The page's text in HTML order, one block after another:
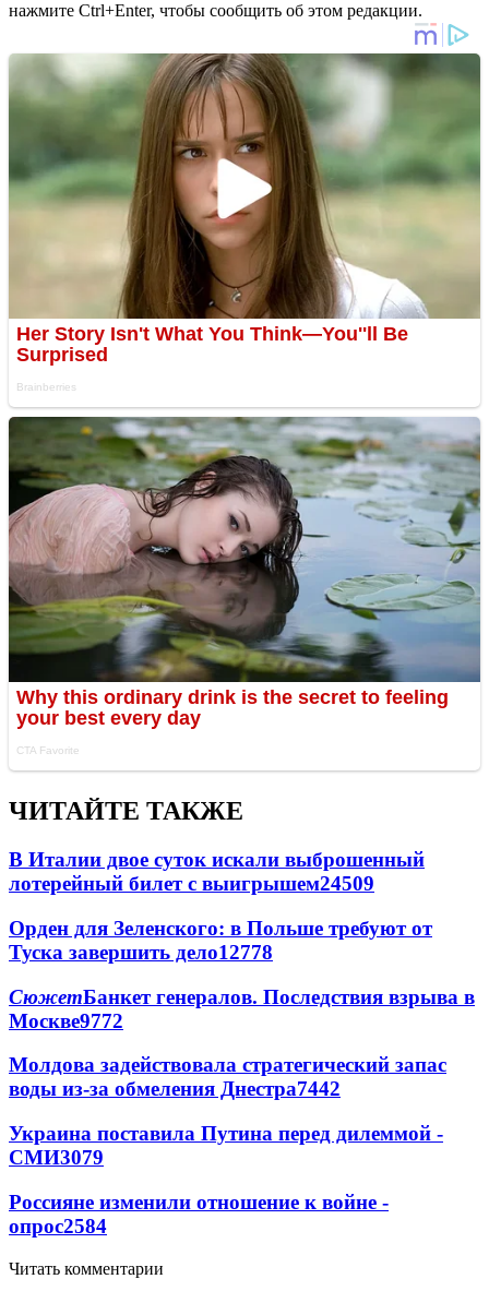
нажмите Ctrl+Enter, чтобы сообщить об этом редакции.
ЧИТАЙТЕ ТАКЖЕ
В Италии двое суток искали выброшенный
лотерейный билет с выигрышем24509
Орден для Зеленского: в Польше требуют от
Туска завершить дело12778
СюжетБанкет генералов. Последствия взрыва в
Москве9772
Молдова задействовала стратегический запас
воды из-за обмеления Днестра7442
Украина поставила Путина перед дилеммой -
СМИ3079
Россияне изменили отношение к войне -
опрос2584
Читать комментарии